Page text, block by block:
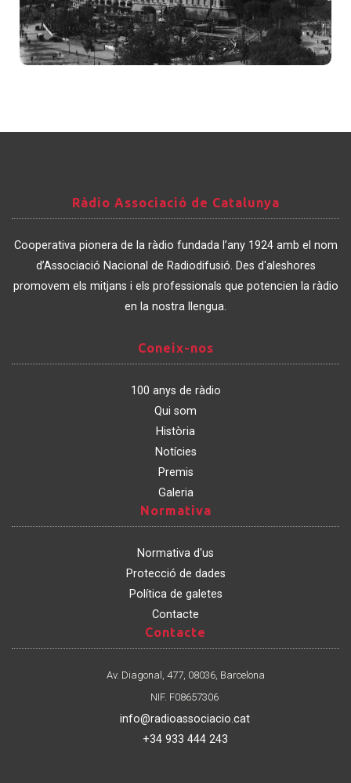
Associació
de
Catalunya
Ràdio Associació de Catalunya
Cooperativa pionera de la ràdio fundada l’any 1924 amb el nom
d’Associació Nacional de Radiodifusió. Des d'aleshores
promovem els mitjans i els professionals que potencien la ràdio
en la nostra llengua.
nos
Coneix-nos
100 anys de ràdio
Qui som
Història
Notícies
Premis
Galeria
Normativa
Normativa d'us
Protecció de dades
Política de galetes
Contacte
Contacte
Av. Diagonal, 477, 08036, Barcelona
NIF. F08657306
info@radioassociacio.cat
+34 933 444 243